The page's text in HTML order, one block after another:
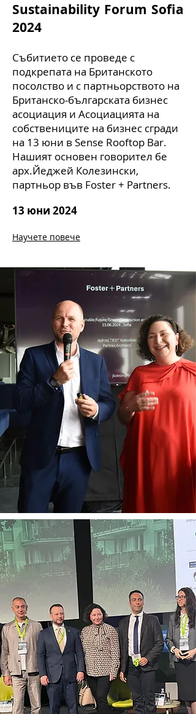
Sustainability Forum Sofia
2024
Събитието се проведе с
подкрепата на Британското
посолство и с партньорството на
Британско-българската бизнес
асоциация и Асоциацията на
собствениците на бизнес сгради
на 13 юни в Sense Rooftop Bar.
Нашият основен говорител бе
арх.Йеджей Колезински,
партньор във Foster + Partners.
13 юни 2024
Научете повече